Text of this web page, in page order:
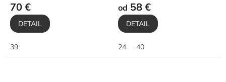
70 €
DETAIL
39
od 58 €
DETAIL
24 40